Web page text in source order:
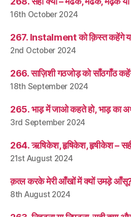
16th October 2024
267. Instalment को क़िस्त कहेंगे
2nd October 2024
266. साज़िशी गठजोड़ को साँठगाँठ
18th September 2024
265. भाड़ में जाओ कहते हो, भाड़ का
3rd September 2024
264. ऋषिकेश, हृषिकेश, हृषीकेश –
21st August 2024
क़त्ल करके मेरी आँखों में क्यों उमड़े
8th August 2024